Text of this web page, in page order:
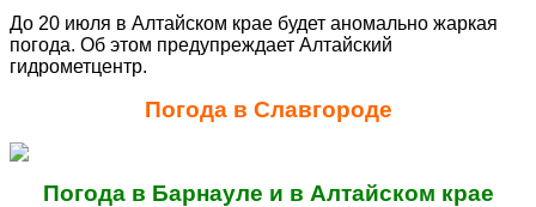
До 20 июля в Алтайском крае будет аномально жаркая
погода. Об этом предупреждает Алтайский
гидрометцентр.
Погода в Славгороде
Погода в Барнауле и в Алтайском крае